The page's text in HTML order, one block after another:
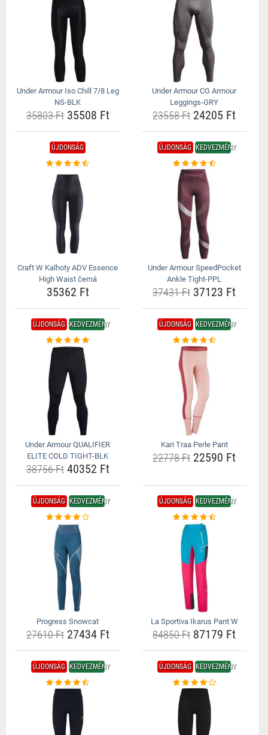
Under Armour Iso Chill 7/8 Leg
NS-BLK
35803 Ft35508 Ft
Under Armour CG Armour
Leggings-GRY
23558 Ft24205 Ft
ÚJDONSÁG
Craft W Kalhoty ADV Essence
High Waist černá
35362 Ft
ÚJDONSÁG KEDVEZMÉNY
Under Armour SpeedPocket
Ankle Tight-PPL
37431 Ft37123 Ft
ÚJDONSÁG KEDVEZMÉNY
Under Armour QUALIFIER
ELITE COLD TIGHT-BLK
38756 Ft40352 Ft
ÚJDONSÁG KEDVEZMÉNY
Kari Traa Perle Pant
22778 Ft22590 Ft
ÚJDONSÁG KEDVEZMÉNY
Progress Snowcat
27610 Ft27434 Ft
ÚJDONSÁG KEDVEZMÉNY
La Sportiva Ikarus Pant W
84850 Ft87179 Ft
ÚJDONSÁG KEDVEZMÉNY ÚJDONSÁG KEDVEZMÉNY